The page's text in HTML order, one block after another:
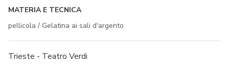
MATERIA E TECNICA
pellicola / Gelatina ai sali d'argento
Trieste - Teatro Verdi